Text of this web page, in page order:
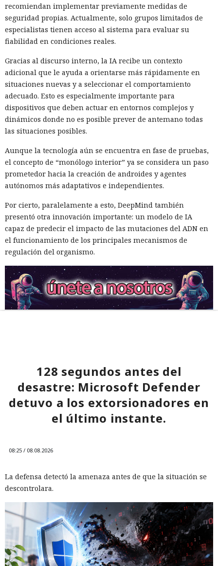
recomiendan implementar previamente medidas de
seguridad propias. Actualmente, solo grupos limitados de
especialistas tienen acceso al sistema para evaluar su
fiabilidad en condiciones reales.
Gracias al discurso interno, la IA recibe un contexto
adicional que le ayuda a orientarse más rápidamente en
situaciones nuevas y a seleccionar el comportamiento
adecuado. Esto es especialmente importante para
dispositivos que deben actuar en entornos complejos y
dinámicos donde no es posible prever de antemano todas
las situaciones posibles.
Aunque la tecnología aún se encuentra en fase de pruebas,
el concepto de “monólogo interior” ya se considera un paso
prometedor hacia la creación de androides y agentes
autónomos más adaptativos e independientes.
Por cierto, paralelamente a esto, DeepMind también
presentó otra innovación importante: un modelo de IA
capaz de predecir el impacto de las mutaciones del ADN en
el funcionamiento de los principales mecanismos de
regulación del organismo.
128 segundos antes del
desastre: Microsoft Defender
detuvo a los extorsionadores en
el último instante.
08:25 / 08.08.2026
La defensa detectó la amenaza antes de que la situación se
descontrolara.